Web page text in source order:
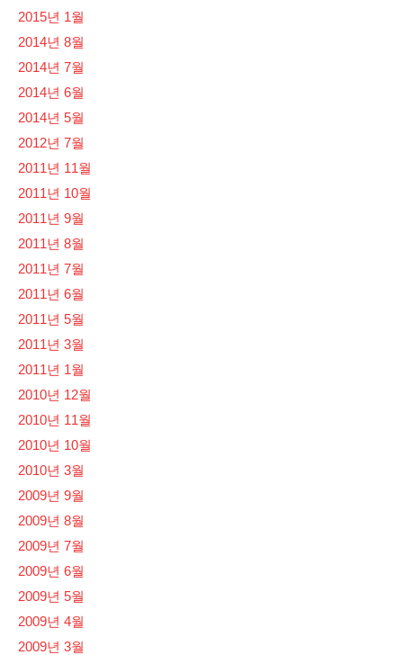
2015년 1월
2014년 8월
2014년 7월
2014년 6월
2014년 5월
2012년 7월
2011년 11월
2011년 10월
2011년 9월
2011년 8월
2011년 7월
2011년 6월
2011년 5월
2011년 3월
2011년 1월
2010년 12월
2010년 11월
2010년 10월
2010년 3월
2009년 9월
2009년 8월
2009년 7월
2009년 6월
2009년 5월
2009년 4월
2009년 3월